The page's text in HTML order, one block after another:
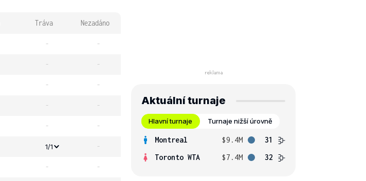
Tráva Nezadáno
- -
- -
- -
- -
- -
1/1 -
- -
Aktuální turnaje
Hlavní turnaje Turnaje nižší úrovně
Montreal $9.4M
31
Toronto WTA
$7.4M 32